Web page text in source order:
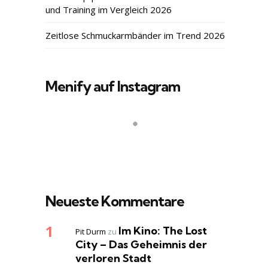
und Training im Vergleich 2026
Zeitlose Schmuckarmbänder im Trend 2026
Menify auf Instagram
Neueste Kommentare
Pit Durm zu Im Kino: The Lost
City – Das Geheimnis der
verloren Stadt